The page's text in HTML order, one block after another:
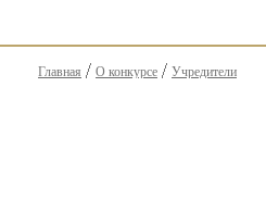
Главная О конкурсе Учредители